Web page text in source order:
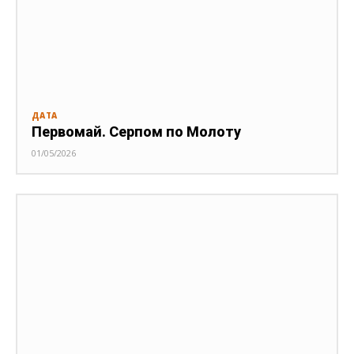
ДАТА
Первомай. Серпом по Молоту
01/05/2026